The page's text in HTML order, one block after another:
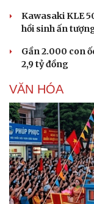
Văn hóa
Kawasaki KLE
hồi sinh ấn
Gần 2.000 con
2,9 tỷ đồng
VĂN HÓA